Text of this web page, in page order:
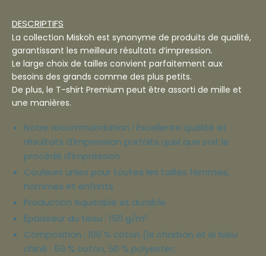
DESCRIPTIFS
La collection Miskoh est synonyme de produits de qualité,
garantissant les meilleurs résultats d’impression.
Le large choix de tailles convient parfaitement aux
besoins des grands comme des plus petits.
De plus, le T-shirt Premium peut être assorti de mille et
une manières.
Notre recommandation ! Excellente qualité et
résultats d’impression parfaits quel que soit le
procédé d’impression
Couleurs unies pour toutes les tailles femmes,
hommes et enfants
Production équitable et durable
Épaisseur du tissu : 150 g/m²
Composition : 100 % coton (le charbon et le bleu
chiné : 50 % coton, 50 % polyester;